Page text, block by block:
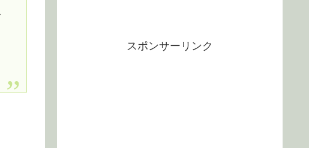
スポンサーリンク